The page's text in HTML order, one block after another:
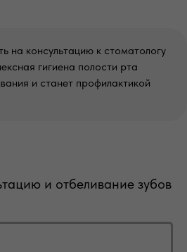
на консультацию к стоматологу
гигиена полости рта
и станет профилактикой
и отбеливание зубов